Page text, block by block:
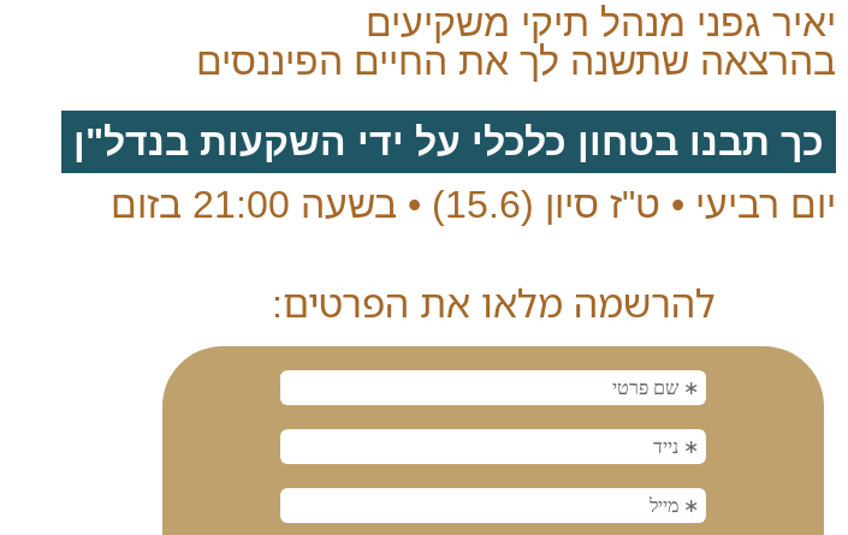
יאיר גפני מנהל תיקי משקיעים
בהרצאה שתשנה לך את החיים הפיננסים
כך תבנו בטחון כלכלי על ידי השקעות בנדל"ן
יום רביעי • ט"ז סיון (15.6) • בשעה 21:00 בזום
להרשמה מלאו את הפרטים: